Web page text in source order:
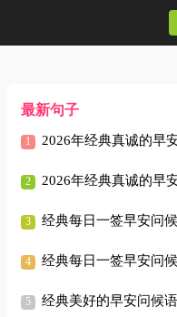
最新句子
2026年经典真诚的早
2026年经典真诚的早安
经典每日一签早安问
经典每日一签早安问
经典美好的早安问候